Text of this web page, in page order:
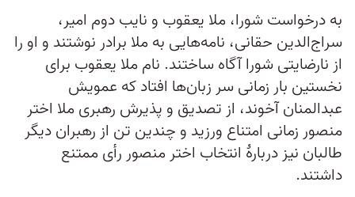
به درخواست شورا، ملا یعقوب و نایب دوم امیر،
سراج‌الدین حقانی، نامه‌هایی به ملا برادر نوشتند و او را
از نارضایتی شورا آگاه ساختند. نام ملا یعقوب برای
نخستین بار زمانی سر زبان‌ها افتاد که عمویش
عبدالمنان آخوند، از تصدیق و پذیرش رهبری ملا اختر
منصور زمانی امتناع ورزید و چندین تن از رهبران دیگر
طالبان نیز دربارۀ انتخاب اختر منصور رأی ممتنع
داشتند.